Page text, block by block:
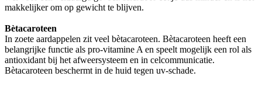
makkelijker om op gewicht te blijven.
Bètacaroteen
In zoete aardappelen zit veel bètacaroteen. Bètacaroteen heeft een
belangrijke functie als pro-vitamine A en speelt mogelijk een rol als
antioxidant bij het afweersysteem en in celcommunicatie.
Bètacaroteen beschermt in de huid tegen uv-schade.